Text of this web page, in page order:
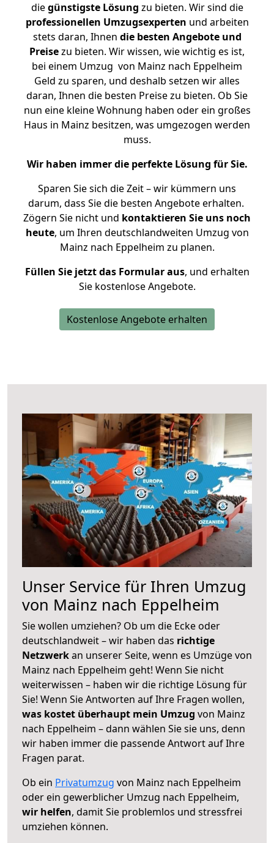
diegünstigste Lösung zu bieten. Wir sind die
professionellen Umzugsexperten und arbeiten
stets daran, Ihnen die besten Angebote und
Preisezu bieten. Wir wissen, wie wichtig es ist,
bei einem Umzug von Mainz nach Eppelheim
Geld zu sparen, und deshalb setzen wir alles
daran, Ihnen die besten Preise zu bieten. Ob Sie
nun eine kleine Wohnung haben oder ein großes
Haus in Mainz besitzen, was umgezogen werden
muss.
Wir haben immer die perfekte Lösung für Sie.
Sparen Sie sich die Zeit – wir kümmern uns
darum, dass Sie die besten Angebote erhalten.
Zögern Sie nicht und kontaktieren Sie uns noch
heute, um Ihren deutschlandweiten Umzug von
Mainz nach Eppelheim zu planen.
Füllen Sie jetzt das Formular aus, und erhalten
Sie kostenlose Angebote.
Kostenlose Angebote erhalten
Unser Service für Ihren Umzug
von Mainz nach Eppelheim
Sie wollen umziehen? Ob um die Ecke oder
deutschlandweit – wir haben das richtige
Netzwerkan unserer Seite, wenn es Umzüge von
Mainz nach Eppelheim geht! Wenn Sie nicht
weiterwissen – haben wir die richtige Lösung für
Sie! Wenn Sie Antworten auf Ihre Fragen wollen,
was kostet überhaupt mein Umzug von Mainz
nach Eppelheim – dann wählen Sie sie uns, denn
wir haben immer die passende Antwort auf Ihre
Fragen parat.
Ob ein Privatumzug von Mainz nach Eppelheim
oder ein gewerblicher Umzug nach Eppelheim,
wir helfen, damit Sie problemlos und stressfrei
umziehen können.